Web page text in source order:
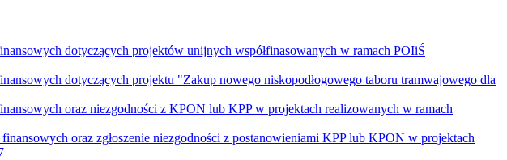
dotyczących projektów unijnych współfinasowanych w ramach POIiŚ
dotyczących projektu "Zakup nowego niskopodłogowego taboru tramwajowego dla
oraz niezgodności z KPON lub KPP w projektach realizowanych w ramach
oraz zgłoszenie niezgodności z postanowieniami KPP lub KPON w projektach